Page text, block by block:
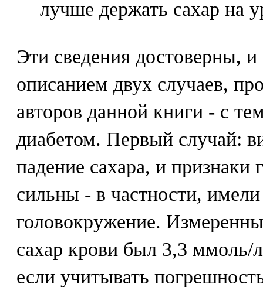
лучше держать сахар на
Эти сведения достоверны,
описанием двух случаев,
авторов данной книги - с
диабетом. Первый случай:
падение сахара, и признаки
сильны - в частности,
головокружение.
сахар крови был 3,3 ммоль/
если учитывать